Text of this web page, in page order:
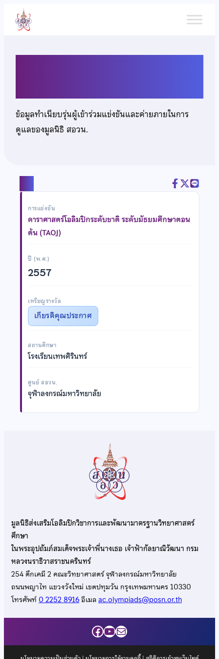
เนื้อหา
ข้อมูลทำเนียบรุ่นผู้เข้าร่วมแข่งขันและค่ายภายในการ
ดูแลของมูลนิธิ สอวน.
การแข่งขัน
ดาราศาสตร์โอลิมปิกระดับชาติ ระดับมัธยมศึกษาตอน
ต้น (TAOJ)
ปี (พ.ศ.)
2557
เหรียญรางวัล
เกียรติคุณประกาศ
สถานศึกษา
โรงเรียนเทพศิรินทร์
ศูนย์ สอวน.
จุฬาลงกรณ์มหาวิทยาลัย
มูลนิธิส่งเสริมโอลิมปิกวิชาการและพัฒนามาตรฐานวิทยาศาสตร์
ศึกษา
ในพระอุปถัมภ์สมเด็จพระเจ้าพี่นางเธอ เจ้าฟ้ากัลยาณิวัฒนา กรม
หลวงนราธิวาสราชนครินทร์
254 ตึกเคมี 2 คณะวิทยาศาสตร์ จุฬาลงกรณ์มหาวิทยาลัย
ถนนพญาไท แขวงวังใหม่ เขตปทุมวัน กรุงเทพมหานคร 10330
โทรศัพท์0 2252 8916อีเมลac.olympiads@posn.or.th
Facebook
YouTube
Mail